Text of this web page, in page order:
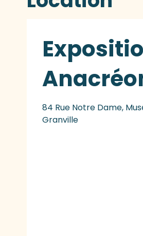
84 Rue Notre Dame,
Granville